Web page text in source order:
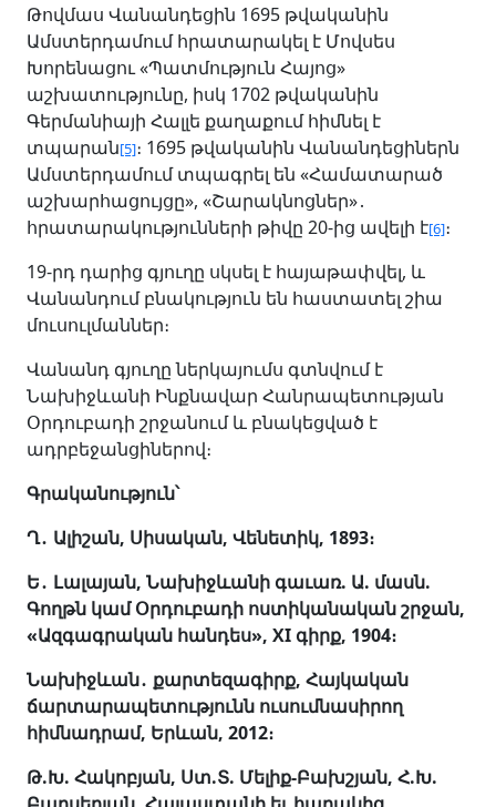
Թովմաս Վանանդեցին 1695 թվականին
Ամստերդամում հրատարակել է Մովսես
Խորենացու «Պատմություն Հայոց»
աշխատությունը, իսկ 1702 թվականին
Գերմանիայի Հալլե քաղաքում հիմնել է
տպարան[5]։ 1695 թվականին Վանանդեցիներն
Ամստերդամում տպագրել են «Համատարած
աշխարհացույցը», «Շարակնոցներ»․
հրատարակությունների թիվը 20-ից ավելի է[6]։
19-րդ դարից գյուղը սկսել է հայաթափվել, և
Վանանդում բնակություն են հաստատել շիա
մուսուլմաններ։
Վանանդ գյուղը ներկայումս գտնվում է
Նախիջևանի Ինքնավար Հանրապետության
Օրդուբադի շրջանում և բնակեցված է
ադրբեջանցիներով։
Գրականություն՝
Ղ․ Ալիշան, Սիսական, Վենետիկ, 1893։
Ե․ Լալայան, Նախիջևանի գաւառ. Ա. մասն.
Գողթն կամ Օրդուբադի ոստիկանական շրջան,
«Ազգագրական հանդես», XI գիրք, 1904։
Նախիջևան․ քարտեզագիրք, Հայկական
ճարտարապետությունն ուսումնասիրող
հիմնադրամ, Երևան, 2012։
Թ.Խ. Հակոբյան, Ստ.Տ. Մելիք-Բախշյան, Հ.Խ.